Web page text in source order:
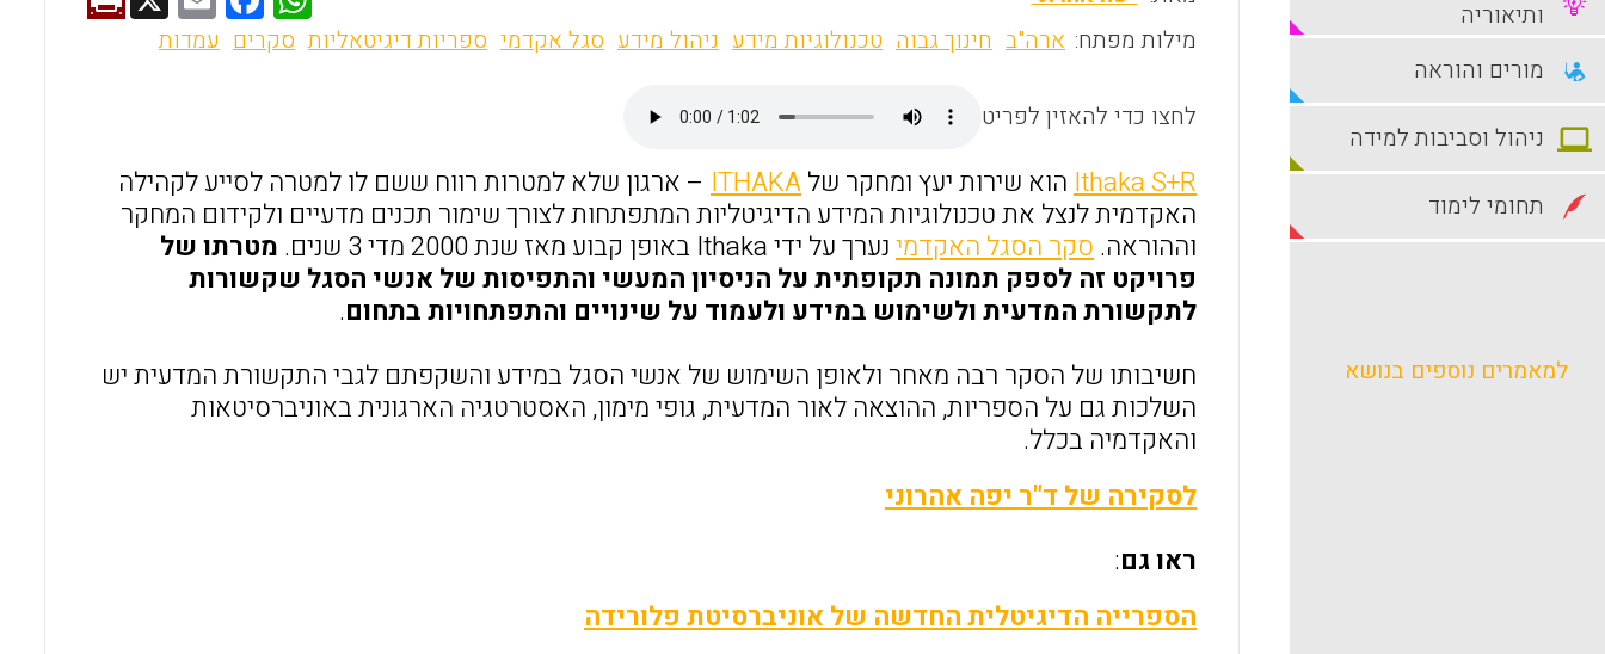
h
p
p
a
o
k
m מילות מפתח: ארה"ב חינוך גבוה טכנולוגיות מידע ניהול מידע סגל אקדמי ספריות דיגיטאליות סקרים עמדות
לחצו כדי להאזין לפריט
Ithaka S+R הוא שירות יעץ ומחקר שלITHAKA – ארגון שלא למטרות רווח ששם לו למטרה לסייע לקהילה
האקדמית לנצל את טכנולוגיות המידע הדיגיטליות המתפתחות לצורך שימור תכנים מדעיים ולקידום המחקר
וההוראה. סקר הסגל האקדמינערך על ידי Ithaka באופן קבוע מאז שנת 2000 מדי 3 שנים.
מטרתו של
פרויקט זה לספק תמונה תקופתית על הניסיון המעשי והתפיסות של אנשי הסגל שקשורות
לתקשורת המדעית ולשימוש במידע ולעמוד על שינויים והתפתחויות בתחום.
חשיבותו של הסקר רבה מאחר ולאופן השימוש של אנשי הסגל במידע והשקפתם לגבי התקשורת המדעית יש
השלכות גם על הספריות, ההוצאה לאור המדעית, גופי מימון, האסטרטגיה הארגונית באוניברסיטאות
והאקדמיה בכלל.
לסקירה של ד"ר יפה אהרוני
ראו גם:
הספרייה הדיגיטלית החדשה של אוניברסיטת פלורידה
ותיאוריה
מורים והוראה
ניהול וסביבות למידה
תחומי לימוד
למאמרים נוספים בנושא